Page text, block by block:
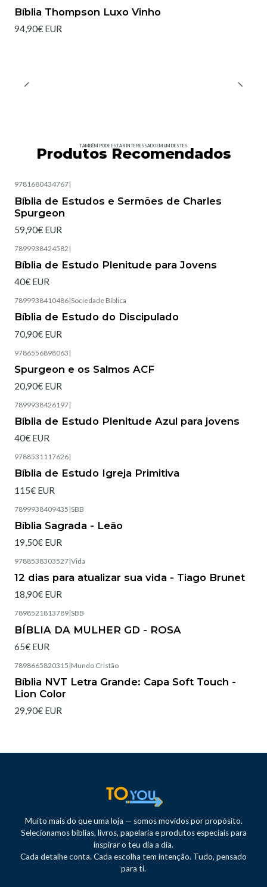
Bíblia Thompson Luxo Vinho
94,90€ EUR
TAMBÉM PODE ESTAR INTERESSADO EM UM DESTES
Produtos Recomendados
9781680434767|
Bíblia de Estudos e Sermões de Charles
Spurgeon
59,90€ EUR
7899938424582 |
Bíblia de Estudo Plenitude para Jovens
40€ EUR
7899938410486|Sociedade Bíblica
Bíblia de Estudo do Discipulado
70,90€ EUR
9786556898063 |
Spurgeon e os Salmos ACF
20,90€ EUR
7899938426197|
Bíblia de Estudo Plenitude Azul para jovens
40€ EUR
9788531117626|
Bíblia de Estudo Igreja Primitiva
115€ EUR
7899938409435 |SBB
Bíblia Sagrada - Leão
19,50€ EUR
9788538303527|Vida
12 dias para atualizar sua vida - Tiago Brunet
18,90€ EUR
7898521813789|SBB
BÍBLIA DA MULHER GD - ROSA
65€ EUR
7898665820315 |Mundo Cristão
Bíblia NVT Letra Grande: Capa Soft Touch -
Lion Color
29,90€ EUR
Muito mais do que uma loja — somos movidos por propósito.
Selecionamos bíblias, livros, papelaria e produtos especiais para
inspirar o teu dia a dia.
Cada detalhe conta. Cada escolha tem intenção. Tudo, pensado
para ti.